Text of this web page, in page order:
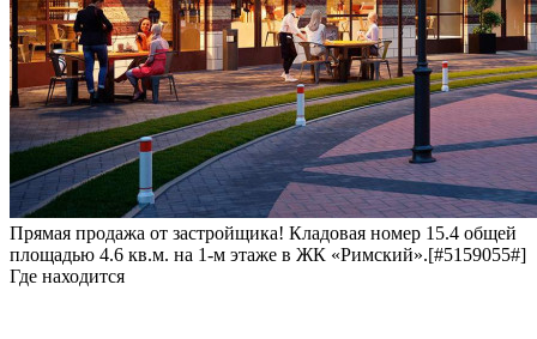
Прямая продажа от застройщика! Кладовая номер 15.4 общей
площадью 4.6 кв.м. на 1-м этаже в ЖК «Римский».[#5159055#]
Где находится